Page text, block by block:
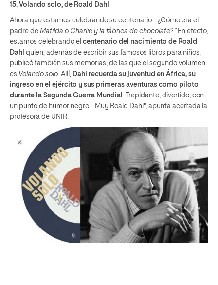
15. Volando solo, de Roald Dahl
Ahora que estamos celebrando su centenario… ¿Cómo era el
padre de Matilda o Charlie y la fábrica de chocolate? “En efecto,
estamos celebrando el centenario del nacimiento de Roald
Dahl quien, además de escribir sus famosos libros para niños,
publicó también sus memorias, de las que el segundo volumen
es Volando solo. Allí, Dahl recuerda su juventud en África, su
ingreso en el ejército y sus primeras aventuras como piloto
durante la Segunda Guerra Mundial . Trepidante, divertido, con
un punto de humor negro… Muy Roald Dahl”, apunta acertada la
profesora de UNIR.